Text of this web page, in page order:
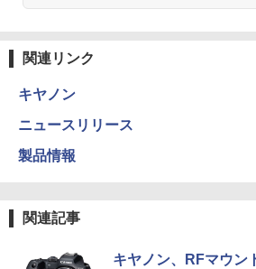
関連リンク
キヤノン
ニュースリリース
製品情報
関連記事
キヤノン、RFマウン